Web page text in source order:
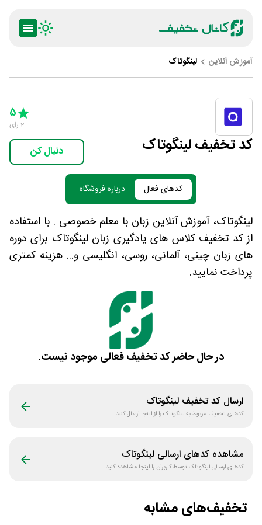
آموزش آنلاین لینگوتاک
کد تخفیف لینگوتاک
5 Stars
5
2 رای
دنبال کن
کدهای فعال درباره فروشگاه
لینگوتاک، آموزش آنلاین زبان با معلم خصوصی . با استفاده
از کد تخفیف کلاس های یادگیری زبان لینگوتاک برای دوره
های زبان چینی، آلمانی، روسی، انگلیسی و... هزینه کمتری
پرداخت نمایید.
در حال حاضر کد تخفیف فعالی موجود نیست.
ارسال کد تخفیف لینگوتاک
کدهای تخفیف مربوط بهلینگوتاکرا از اینجا ارسال کنید
مشاهده کدهای ارسالی لینگوتاک
کدهای ارسالیلینگوتاک توسط کاربران را اینجا مشاهده کنید
تخفیف‌های مشابه